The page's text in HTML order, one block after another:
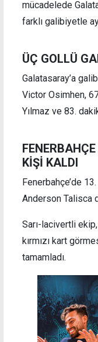
mücadelede
farklı galibiyetle
ÜÇ GOLLÜ
Galatasaray’a
Victor Osimhen,
Yılmaz ve 83.
KİŞİ KALDI
Fenerbahçe’de
Anderson Talisca
Sarı-lacivertli
kırmızı kart
tamamladı.